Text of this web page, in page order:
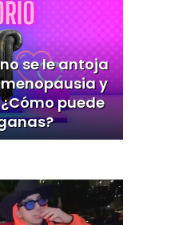
se le antoja
y
puede